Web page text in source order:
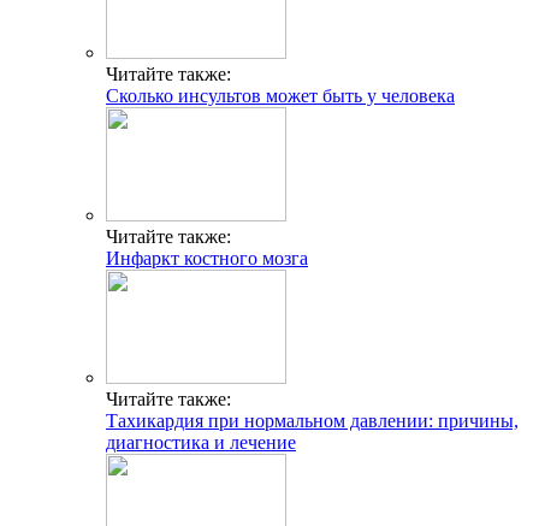
Читайте также:
Сколько инсультов может быть у человека
Читайте также:
Инфаркт костного мозга
Читайте также:
Тахикардия при нормальном давлении: причины,
диагностика и лечение